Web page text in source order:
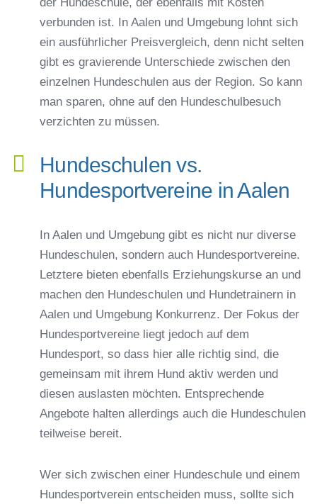
verbunden ist. In Aalen und Umgebung lohnt sich
ein ausführlicher Preisvergleich, denn nicht selten
gibt es gravierende Unterschiede zwischen den
einzelnen Hundeschulen aus der Region. So kann
man sparen, ohne auf den Hundeschulbesuch
verzichten zu müssen.
Hundeschulen vs.
Hundesportvereine in Aalen
In Aalen und Umgebung gibt es nicht nur diverse
Hundeschulen, sondern auch Hundesportvereine.
Letztere bieten ebenfalls Erziehungskurse an und
machen den Hundeschulen und Hundetrainern in
Aalen und Umgebung Konkurrenz. Der Fokus der
Hundesportvereine liegt jedoch auf dem
Hundesport, so dass hier alle richtig sind, die
gemeinsam mit ihrem Hund aktiv werden und
diesen auslasten möchten. Entsprechende
Angebote halten allerdings auch die Hundeschulen
teilweise bereit.
Wer sich zwischen einer Hundeschule und einem
Hundesportverein entscheiden muss, sollte sich